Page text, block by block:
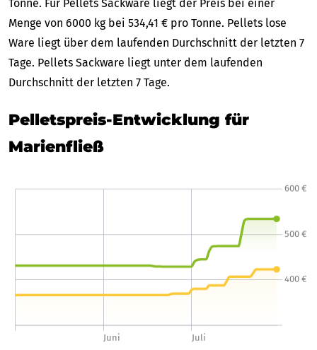
Tonne. Für Pellets Sackware liegt der Preis bei einer
Menge von 6000 kg bei 534,41 € pro Tonne. Pellets lose
Ware liegt über dem laufenden Durchschnitt der letzten 7
Tage. Pellets Sackware liegt unter dem laufenden
Durchschnitt der letzten 7 Tage.
Pelletspreis-Entwicklung für
Marienfließ